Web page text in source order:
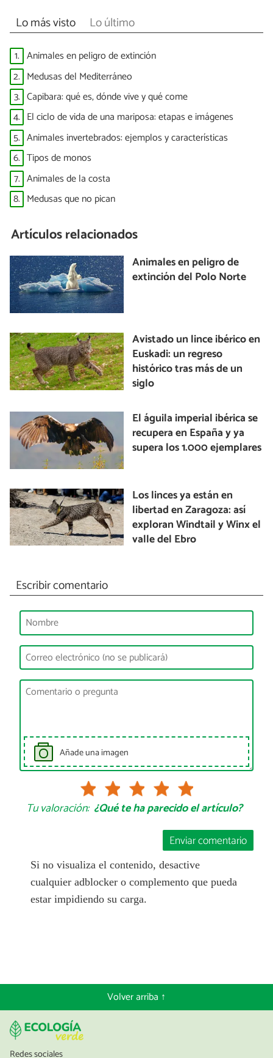
Lo más visto Lo último
1. Animales en peligro de extinción
2. Medusas del Mediterráneo
3. Capibara: qué es, dónde vive y qué come
4. El ciclo de vida de una mariposa: etapas e imágenes
5. Animales invertebrados: ejemplos y características
6. Tipos de monos
7. Animales de la costa
8. Medusas que no pican
Artículos relacionados
Animales en peligro de
extinción del Polo Norte
Avistado un lince ibérico en
Euskadi: un regreso
histórico tras más de un
siglo
El águila imperial ibérica se
recupera en España y ya
supera los 1.000 ejemplares
Los linces ya están en
libertad en Zaragoza: así
exploran Windtail y Winx el
valle del Ebro
Escribir comentario
Añade una imagen
Tu valoración: ¿Qué te ha parecido el artículo?
Enviar comentario
Si no visualiza el contenido, desactive
cualquier adblocker o complemento que pueda
estar impidiendo su carga.
Volver arriba ↑
Redes sociales